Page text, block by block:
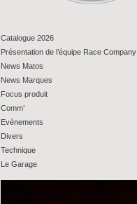
Catalogue 2026
Présentation de l’équipe Race Company
News Matos
News Marques
Focus produit
Comm’
Evénements
Divers
Technique
Le Garage